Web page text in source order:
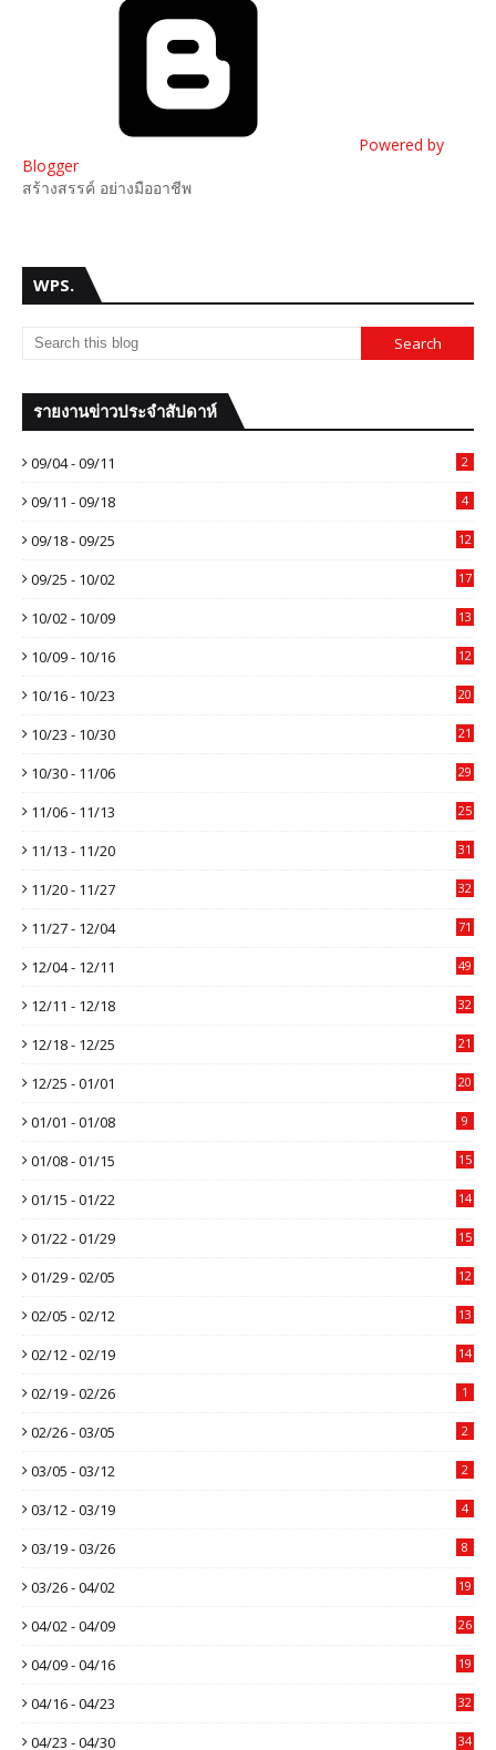
Powered by
Blogger
สร้างสรรค์ อย่างมืออาชีพ
WPS.
รายงานข่าวประจำสัปดาห์
09/04 - 09/11 2
09/11 - 09/18 4
09/18 - 09/25 12
09/25 - 10/02 17
10/02 - 10/09 13
10/09 - 10/16 12
10/16 - 10/23 20
10/23 - 10/30 21
10/30 - 11/06 29
11/06 - 11/13 25
11/13 - 11/20 31
11/20 - 11/27 32
11/27 - 12/04 71
12/04 - 12/11 49
12/11 - 12/18 32
12/18 - 12/25 21
12/25 - 01/01 20
01/01 - 01/08 9
01/08 - 01/15 15
01/15 - 01/22 14
01/22 - 01/29 15
01/29 - 02/05 12
02/05 - 02/12 13
02/12 - 02/19 14
02/19 - 02/26 1
02/26 - 03/05 2
03/05 - 03/12 2
03/12 - 03/19 4
03/19 - 03/26 8
03/26 - 04/02 19
04/02 - 04/09 26
04/09 - 04/16 19
04/16 - 04/23 32
04/23 - 04/30 34